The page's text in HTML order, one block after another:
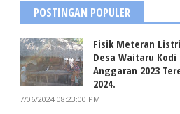
POSTINGAN POPULER
Fisik Meteran
Desa Waitaru Kodi
Anggaran 2023
2024.
7/06/2024 08:23:00 PM